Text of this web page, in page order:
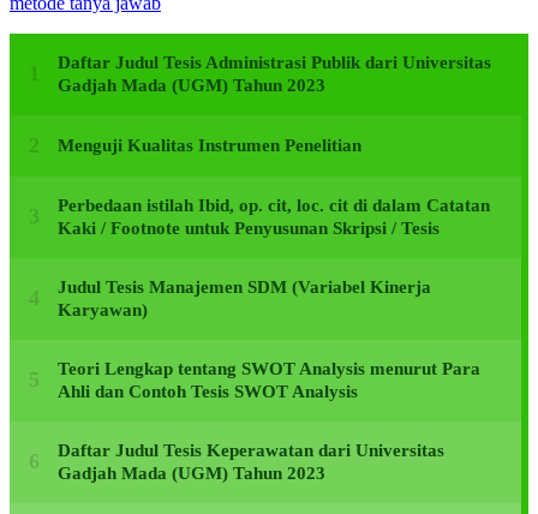
Daftar Judul Tesis Administrasi Publik dari Universitas
Gadjah Mada (UGM) Tahun 2023
Menguji Kualitas Instrumen Penelitian
Perbedaan istilah Ibid, op. cit, loc. cit di dalam Catatan
Kaki / Footnote untuk Penyusunan Skripsi / Tesis
Judul Tesis Manajemen SDM (Variabel Kinerja
Karyawan)
Teori Lengkap tentang SWOT Analysis menurut Para
Ahli dan Contoh Tesis SWOT Analysis
Daftar Judul Tesis Keperawatan dari Universitas
Gadjah Mada (UGM) Tahun 2023